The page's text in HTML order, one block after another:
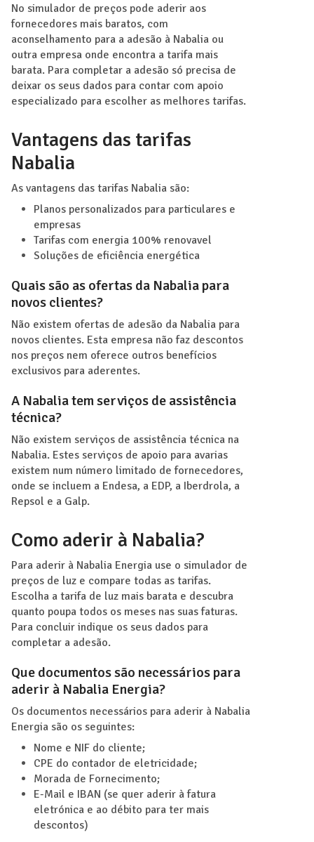
No simulador de preços pode aderir aos
fornecedores mais baratos, com
aconselhamento para a adesão à Nabalia ou
outra empresa onde encontra a tarifa mais
barata. Para completar a adesão só precisa de
deixar os seus dados para contar com apoio
especializado para escolher as melhores tarifas.
Vantagens das tarifas
Nabalia
As vantagens das tarifas Nabalia são:
Planos personalizados para particulares e
empresas
Tarifas com energia 100% renovavel
Soluções de eficiência energética
Quais são as ofertas da Nabalia para
novos clientes?
Não existem ofertas de adesão da Nabalia para
novos clientes. Esta empresa não faz descontos
nos preços nem oferece outros benefícios
exclusivos para aderentes.
A Nabalia tem serviços de assistência
técnica?
Não existem serviços de assistência técnica na
Nabalia. Estes serviços de apoio para avarias
existem num número limitado de fornecedores,
onde se incluem a Endesa, a EDP, a Iberdrola, a
Repsol e a Galp.
Como aderir à Nabalia?
Para aderir à Nabalia Energia use o simulador de
preços de luz e compare todas as tarifas.
Escolha a tarifa de luz mais barata e descubra
quanto poupa todos os meses nas suas faturas.
Para concluir indique os seus dados para
completar a adesão.
Que documentos são necessários para
aderir à Nabalia Energia?
Os documentos necessários para aderir à Nabalia
Energia são os seguintes:
Nome e NIF do cliente;
CPE do contador de eletricidade;
Morada de Fornecimento;
E-Mail e IBAN (se quer aderir à fatura
eletrónica e ao débito para ter mais
descontos)